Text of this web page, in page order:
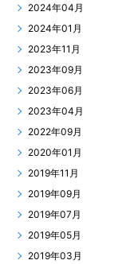
2024年04月
2024年01月
2023年11月
2023年09月
2023年06月
2023年04月
2022年09月
2020年01月
2019年11月
2019年09月
2019年07月
2019年05月
2019年03月